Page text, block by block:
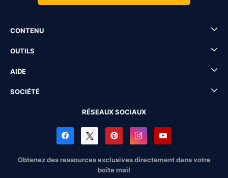
CONTENU
OUTILS
AIDE
SOCIÉTÉ
RÉSEAUX SOCIAUX
Obtenez des ressources exclusives directement dans votre
boîte mail